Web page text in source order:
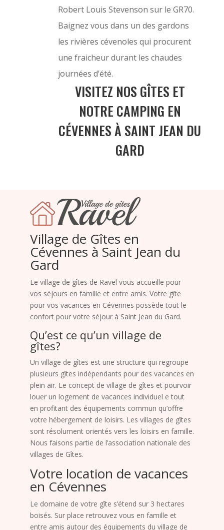
Robert Louis Stevenson sur le GR70.
Baignez vous dans un des gardons
les rivières cévenoles qui procurent
une fraicheur durant les chaudes
journées d’été.
VISITEZ NOS GÎTES ET
NOTRE CAMPING EN
CÉVENNES À SAINT JEAN DU
GARD
Village de Gîtes en
Cévennes à Saint Jean du
Gard
Le village de gîtes de Ravel vous accueille pour
vos séjours en famille et entre amis. Votre gîte
pour vos vacances en Cévennes possède tout le
confort pour votre séjour à Saint Jean du Gard.
Qu’est ce qu’un village de
gîtes?
Un village de gîtes est une structure qui regroupe
plusieurs gîtes indépendants pour des vacances en
plein air. Le concept de village de gîtes et pourvoir
louer un logement de vacances individuel e tout
en profitant des équipements commun qu’offre
votre hébergement de loisirs. Les villages de gîtes
sont résolument orientés vers les loisirs en famille.
Nous faisons partie de l’association nationale des
villages de Gîtes.
Votre location de vacances
en Cévennes
Le domaine de votre gîte s’étend sur 3 hectares
boisés. Sur place retrouvez vous en famille et
entre amis autour des équipements du village de